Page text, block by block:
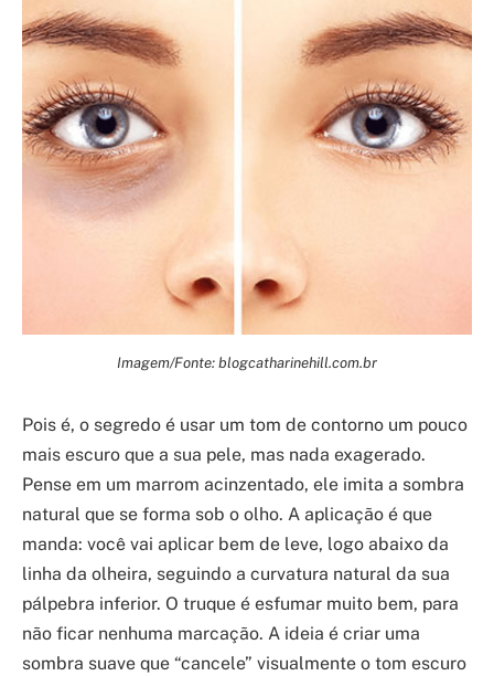
Imagem/Fonte: blogcatharinehill.com.br
Pois é, o segredo é usar um tom de contorno um pouco
mais escuro que a sua pele, mas nada exagerado.
Pense em um marrom acinzentado, ele imita a sombra
natural que se forma sob o olho. A aplicação é que
manda: você vai aplicar bem de leve, logo abaixo da
linha da olheira, seguindo a curvatura natural da sua
pálpebra inferior. O truque é esfumar muito bem, para
não ficar nenhuma marcação. A ideia é criar uma
sombra suave que “cancele” visualmente o tom escuro